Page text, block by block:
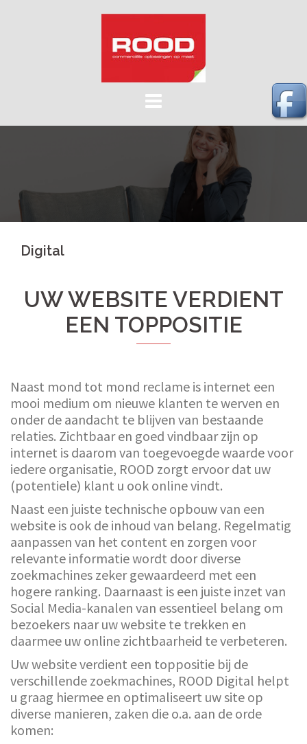
Digital
UW WEBSITE VERDIENT
EEN TOPPOSITIE
Naast mond tot mond reclame is internet een
mooi medium om nieuwe klanten te werven en
onder de aandacht te blijven van bestaande
relaties. Zichtbaar en goed vindbaar zijn op
internet is daarom van toegevoegde waarde voor
iedere organisatie, ROOD zorgt ervoor dat uw
(potentiele) klant u ook online vindt.
Naast een juiste technische opbouw van een
website is ook de inhoud van belang. Regelmatig
aanpassen van het content en zorgen voor
relevante informatie wordt door diverse
zoekmachines zeker gewaardeerd met een
hogere ranking. Daarnaast is een juiste inzet van
Social Media-kanalen van essentieel belang om
bezoekers naar uw website te trekken en
daarmee uw online zichtbaarheid te verbeteren.
Uw website verdient een toppositie bij de
verschillende zoekmachines, ROOD Digital helpt
u graag hiermee en optimaliseert uw site op
diverse manieren, zaken die o.a. aan de orde
komen: